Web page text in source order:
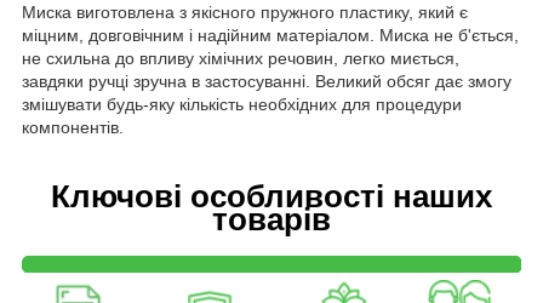
Миска виготовлена з якісного пружного пластику, який є
міцним, довговічним і надійним матеріалом. Миска не б'ється,
не схильна до впливу хімічних речовин, легко миється,
завдяки ручці зручна в застосуванні. Великий обсяг дає змогу
змішувати будь-яку кількість необхідних для процедури
компонентів.
Ключові особливості наших
товарів